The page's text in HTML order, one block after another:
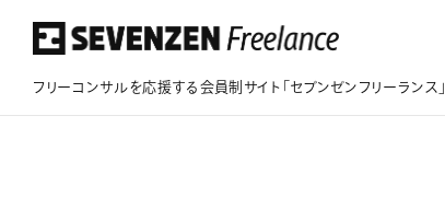
フリーコンサルを応援する会員制サイト「セブンゼンフリーランス」
フリーコンサルを応援する会員制サイト
「セブンゼンフリーランス」